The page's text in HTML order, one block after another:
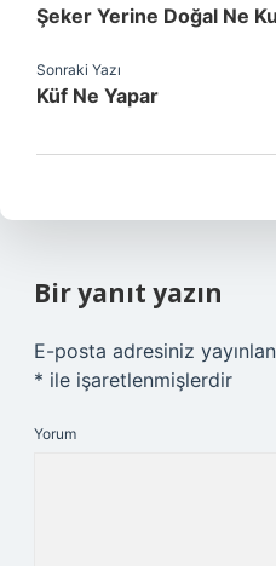
Şeker Yerine Doğal Ne
Sonraki Yazı
Küf Ne Yapar
Bir yanıt yazın
E-posta adresiniz
* ile işaretlenmişlerdir
Yorum